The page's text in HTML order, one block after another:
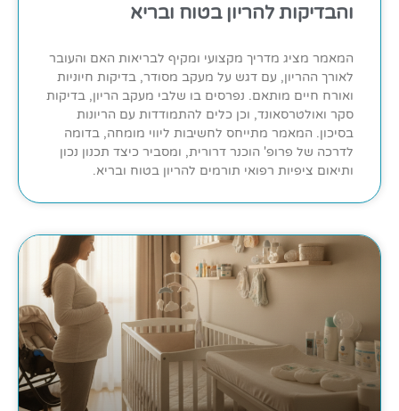
והבדיקות להריון בטוח ובריא
המאמר מציג מדריך מקצועי ומקיף לבריאות האם והעובר
לאורך ההריון, עם דגש על מעקב מסודר, בדיקות חיוניות
ואורח חיים מותאם. נפרסים בו שלבי מעקב הריון, בדיקות
סקר ואולטרסאונד, וכן כלים להתמודדות עם הריונות
בסיכון. המאמר מתייחס לחשיבות ליווי מומחה, בדומה
לדרכה של פרופ' הוכנר דרורית, ומסביר כיצד תכנון נכון
ותיאום ציפיות רפואי תורמים להריון בטוח ובריא.